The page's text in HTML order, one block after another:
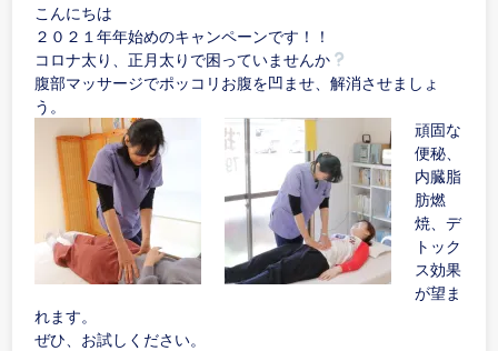
こんにちは
２０２１年年始めのキャンペーンです！！
コロナ太り、正月太りで困っていませんか
腹部マッサージでポッコリお腹を凹ませ、解消させましょ
う。
頑固な
便秘、
内臓脂
肪燃
焼、デ
トック
ス効果
が望ま
れます。
ぜひ、お試しください。